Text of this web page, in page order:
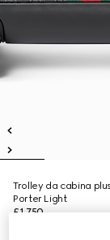
Trolley da cabina
Porter Light
£1,750